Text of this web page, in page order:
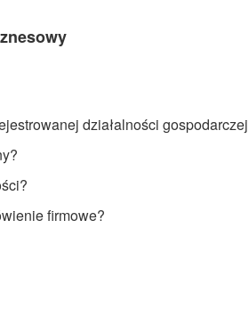
działalności
firmowe?